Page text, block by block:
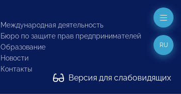
Международная деятельность
Бюро по защите прав предпринимателей
Образование
Новости
Контакты
Версия для слабовидящих
RU